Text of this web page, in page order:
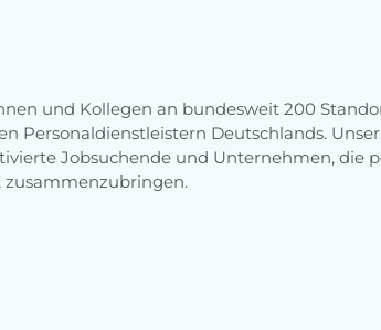
und Kollegen an bundesweit 200
Personaldienstleistern Deutschlands. Unser
Jobsuchende und Unternehmen, die